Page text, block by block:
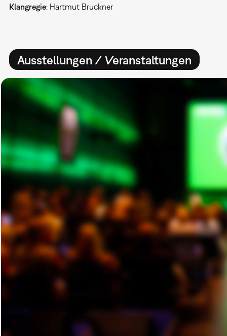
Klangregie: Hartmut Bruckner
Ausstellungen / Veranstaltungen